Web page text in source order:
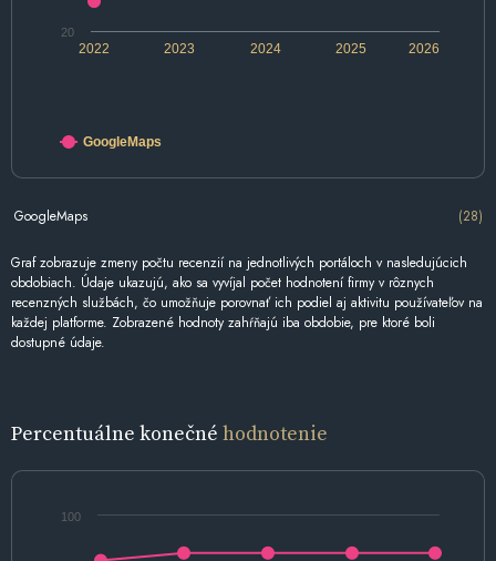
2022 2024 2026
2023 2025
20
GoogleMaps
GoogleMaps (28)
Graf zobrazuje zmeny počtu recenzií na jednotlivých portáloch v nasledujúcich
obdobiach. Údaje ukazujú, ako sa vyvíjal počet hodnotení firmy v rôznych
recenzných službách, čo umožňuje porovnať ich podiel aj aktivitu používateľov na
každej platforme. Zobrazené hodnoty zahŕňajú iba obdobie, pre ktoré boli
dostupné údaje.
Percentuálne konečné hodnotenie
100